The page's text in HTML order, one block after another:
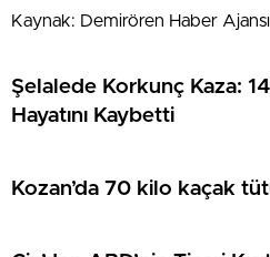
Kaynak: Demirören Haber Ajansı
Şelalede Korkunç Kaza:
Hayatını Kaybetti
Kozan’da 70 kilo kaçak